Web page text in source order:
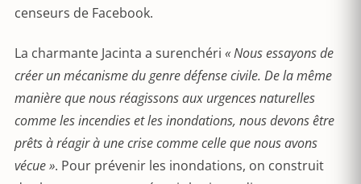
censeurs de Facebook.
La charmante Jacinta a surenchéri « Nous essayons de
créer un mécanisme du genre défense civile. De la même
manière que nous réagissons aux urgences naturelles
comme les incendies et les inondations, nous devons être
prêts à réagir à une crise comme celle que nous avons
vécue ». Pour prévenir les inondations, on construit